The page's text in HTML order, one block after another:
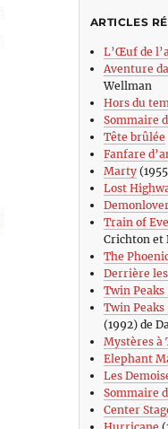
ARTICLES
L’Œuf de
Aventure
Wellman
Hors du
Sommaire
Tête brûlée
Fanfare
Marty
Lost
Train of
Crichton et
The
Derrière
Twin
Twin
(1992) de
Mystères à
Elephant
Les
Sommaire
Center